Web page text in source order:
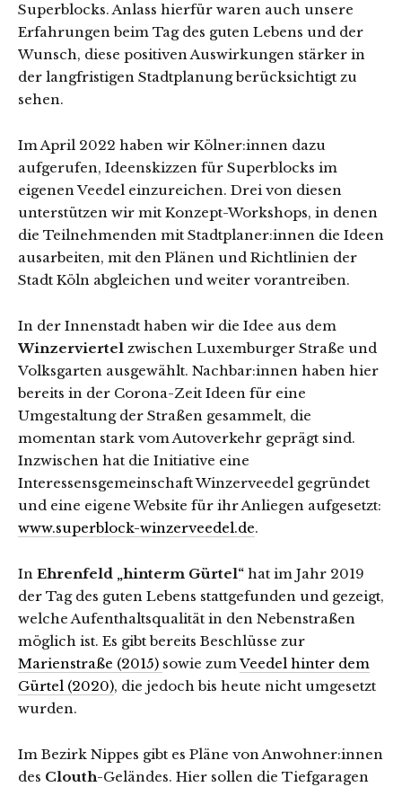
Superblocks. Anlass hierfür waren auch unsere
Erfahrungen beim Tag des guten Lebens und der
Wunsch, diese positiven Auswirkungen stärker in
der langfristigen Stadtplanung berücksichtigt zu
sehen.
Im April 2022 haben wir Kölner:innen dazu
aufgerufen, Ideenskizzen für Superblocks im
eigenen Veedel einzureichen. Drei von diesen
unterstützen wir mit Konzept-Workshops, in denen
die Teilnehmenden mit Stadtplaner:innen die Ideen
ausarbeiten, mit den Plänen und Richtlinien der
Stadt Köln abgleichen und weiter vorantreiben.
In der Innenstadt haben wir die Idee aus dem
Winzerviertel zwischen Luxemburger Straße und
Volksgarten ausgewählt. Nachbar:innen haben hier
bereits in der Corona-Zeit Ideen für eine
Umgestaltung der Straßen gesammelt, die
momentan stark vom Autoverkehr geprägt sind.
Inzwischen hat die Initiative eine
Interessensgemeinschaft Winzerveedel gegründet
und eine eigene Website für ihr Anliegen aufgesetzt:
www.superblock-winzerveedel.de.
In Ehrenfeld „hinterm Gürtel“ hat im Jahr 2019
der Tag des guten Lebens stattgefunden und gezeigt,
welche Aufenthaltsqualität in den Nebenstraßen
möglich ist. Es gibt bereits Beschlüsse zur
Marienstraße (2015) sowie zumVeedel hinter dem
Gürtel (2020), die jedoch bis heute nicht umgesetzt
wurden.
Im Bezirk Nippes gibt es Pläne von Anwohner:innen
des Clouth-Geländes. Hier sollen die Tiefgaragen